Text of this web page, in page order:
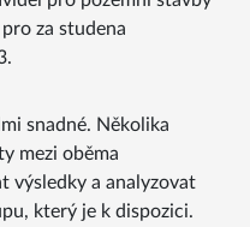
za studena
snadné. Několika
mezi oběma
výsledky a analyzovat
který je k dispozici.